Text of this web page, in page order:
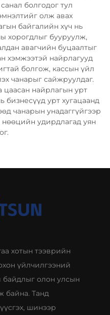
болгодог тул
олж авах
байгалийн хүч нь
хорогдлыг бууруулж,
авагчийн буцаалтыг
хэмжээтэй найрлагууд
болгож, кассын үйл
чанарыг сайжруулдаг.
цаасан найрлагын урт
бизнесүүд урт хугацаанд
чанарын унадаггүйгээр
удирдлагад уян
хотын тээврийн
үйлчилгээний
байдлыг олон улсын
байна. Танд
шинээр